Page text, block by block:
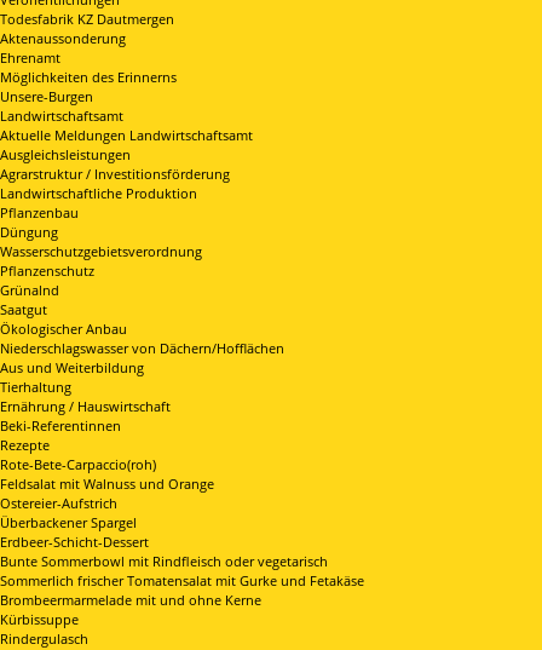
Todesfabrik KZ Dautmergen
Aktenaussonderung
Ehrenamt
Möglichkeiten des Erinnerns
Unsere-Burgen
Landwirtschaftsamt
Aktuelle Meldungen Landwirtschaftsamt
Ausgleichsleistungen
Agrarstruktur / Investitionsförderung
Landwirtschaftliche Produktion
Pflanzenbau
Düngung
Wasserschutzgebietsverordnung
Pflanzenschutz
Grünalnd
Saatgut
Ökologischer Anbau
Niederschlagswasser von Dächern/Hofflächen
Aus und Weiterbildung
Tierhaltung
Ernährung / Hauswirtschaft
Beki-Referentinnen
Rezepte
Rote-Bete-Carpaccio(roh)
Feldsalat mit Walnuss und Orange
Ostereier-Aufstrich
Überbackener Spargel
Erdbeer-Schicht-Dessert
Bunte Sommerbowl mit Rindfleisch oder vegetarisch
Sommerlich frischer Tomatensalat mit Gurke und Fetakäse
Brombeermarmelade mit und ohne Kerne
Kürbissuppe
Rindergulasch